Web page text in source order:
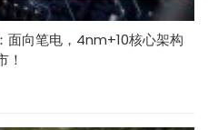
向笔电，4nm+10核心架构
！